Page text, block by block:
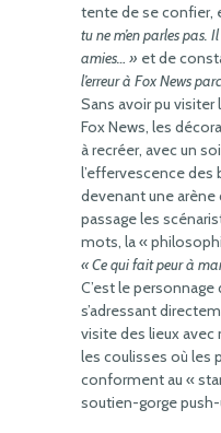
tente de se confier,
tu ne m’en parles pas.
amies… » et de
l’erreur à Fox News
Sans avoir pu
Fox News, les
à recréer, avec un
l’effervescence des
devenant une
passage les
mots, la «
« Ce qui fait peur à
C’est le personnage
s’adressant
visite des lieux avec
les coulisses où les
conforment au «
soutien-gorge